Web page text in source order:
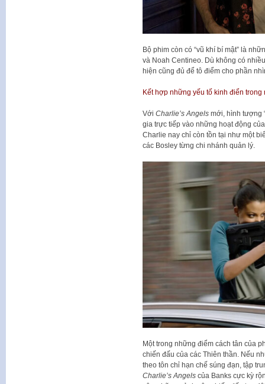
Bộ phim còn có “vũ khí bí mật” là
và Noah Centineo. Dù không có
hiện cũng đủ để tô điểm cho phần
Kết hợp những yếu tố kinh điển trong
Với Charlie’s Angelsmới, hình tượng
gia trực tiếp vào những hoạt động
Charlie nay chỉ còn tồn tại như một
các Bosley từng chi nhánh quản lý.
Một trong những điểm cách tân của
chiến đấu của các Thiên thần. Nếu
theo tôn chỉ hạn chế súng đạn, tập
Charlie’s Angelscủa Banks cực kỳ